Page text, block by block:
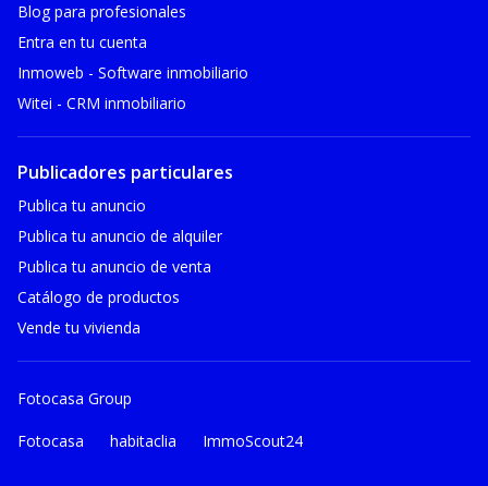
Blog para profesionales
Entra en tu cuenta
Inmoweb - Software inmobiliario
Witei - CRM inmobiliario
Publicadores particulares
Publica tu anuncio
Publica tu anuncio de alquiler
Publica tu anuncio de venta
Catálogo de productos
Vende tu vivienda
Fotocasa Group
Fotocasa habitaclia ImmoScout24